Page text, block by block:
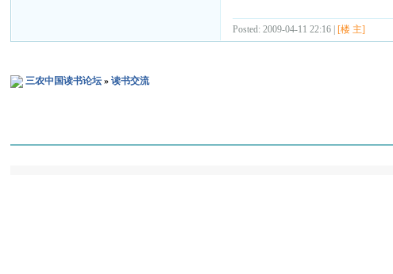
Posted: 2009-04-11 22:16 |[楼 主]
三农中国读书论坛 »读书交流